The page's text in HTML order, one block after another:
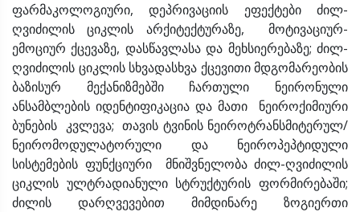
ფარმაკოლოგიური, დეპრივაციის ეფექტები ძილ-
ღვიძილის ციკლის არქიტექტურაზე, მოტივაციურ-
ემოციურ ქცევაზე, დასწავლასა და მეხსიერებაზე; ძილ-
ღვიძილის ციკლის სხვადასხვა ქცევითი მდგომარეობის
ბაზისურ მექანიზმებში ჩართული ნეირონული
ანსამბლების იდენტიფიკაცია და მათი ნეიროქიმიური
ბუნების კვლევა; თავის ტვინის ნეიროტრანსმიტერულ/
ნეირომოდულატორული და ნეიროპეპტიდული
სისტემების ფუნქციური მნიშვნელობა ძილ-ღვიძილის
ციკლის ულტრადიანული სტრუქტურის ფორმირებაში;
ძილის დარღვევებით მიმდინარე ზოგიერთი